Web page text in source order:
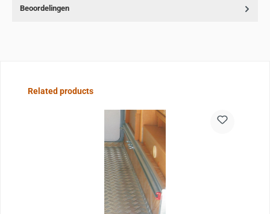
Beoordelingen
Sla de afbeeldingengalerij over
Related products